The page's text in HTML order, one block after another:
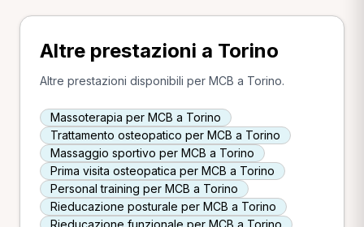
Altre prestazioni a Torino
Altre prestazioni disponibili per MCB a Torino.
Massoterapia per MCB a Torino
Trattamento osteopatico per MCB a Torino
Massaggio sportivo per MCB a Torino
Prima visita osteopatica per MCB a Torino
Personal training per MCB a Torino
Rieducazione posturale per MCB a Torino
Rieducazione funzionale per MCB a Torino